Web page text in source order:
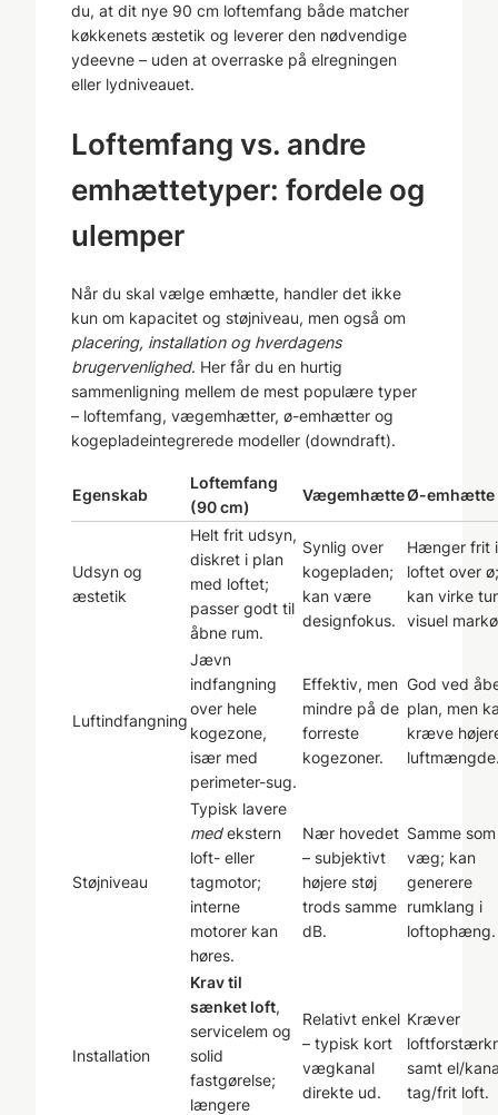
du, at dit nye 90 cm loftemfang både matcher
køkkenets æstetik og leverer den nødvendige
ydeevne – uden at overraske på elregningen
eller lydniveauet.
Loftemfang vs. andre
emhættetyper: fordele og
ulemper
Når du skal vælge emhætte, handler det ikke
kun om kapacitet og støjniveau, men også om
placering, installation og hverdagens
brugervenlighed. Her får du en hurtig
sammenligning mellem de mest populære typer
– loftemfang, vægemhætter, ø-emhætter og
kogepladeintegrerede modeller (downdraft).
Egenskab
Loftemfang
(90 cm)
VægemhætteØ-emhætte
Udsyn og
æstetik
Helt frit udsyn,
diskret i plan
med loftet;
passer godt til
åbne rum.
Synlig over
kogepladen;
kan være
designfokus.
Hænger frit i
loftet over ø;
kan virke
visuel
Luftindfangning
Jævn
indfangning
over hele
kogezone,
især med
perimeter-sug.
Effektiv, men
mindre på de
forreste
kogezoner.
God ved
plan, men
kræve
Støjniveau
Typisk lavere
medekstern
loft- eller
tagmotor;
interne
motorer kan
høres.
Nær hovedet
– subjektivt
højere støj
trods samme
dB.
Samme som
væg; kan
generere
rumklang i
loftophæng.
Installation
Krav til
sænket loft,
servicelem og
solid
fastgørelse;
længere
Relativt enkel
– typisk kort
vægkanal
direkte ud.
Kræver
samt el/
tag/frit loft.